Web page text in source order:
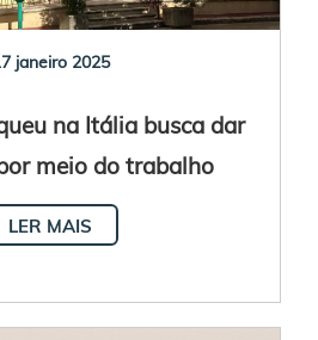
janeiro 2025
na Itália busca dar
meio do trabalho
LER MAIS